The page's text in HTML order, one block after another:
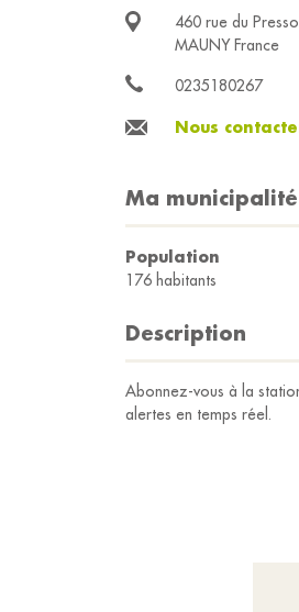
460 rue du
MAUNY France
0235180267
Nous
Ma municipalité
Population
176 habitants
Description
Abonnez-vous à la
alertes en temps réel.